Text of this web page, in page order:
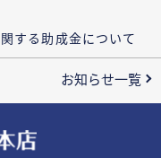
する助成金について
お知らせ一覧